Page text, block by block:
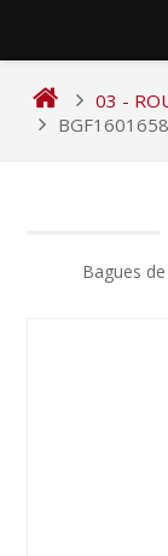
content
03 -
Bagues